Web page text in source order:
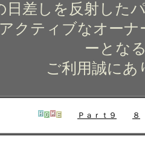
日差しを反射した
クティブなオー
ーとな
ご利用誠に
Ｐａｒｔ９ ８